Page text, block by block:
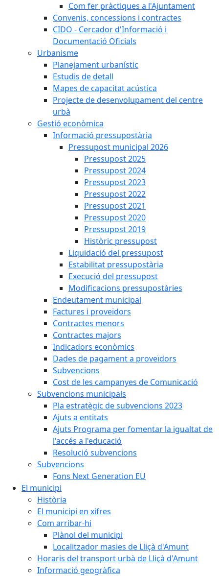
Com fer pràctiques a l'Ajuntament
Convenis, concessions i contractes
CIDO - Cercador d'Informació i
Documentació Oficials
Urbanisme
Planejament urbanístic
Estudis de detall
Mapes de capacitat acústica
Projecte de desenvolupament del centre
urbà
Gestió econòmica
Informació pressupostària
Pressupost municipal 2026
Pressupost 2025
Pressupost 2024
Pressupost 2023
Pressupost 2022
Pressupost 2021
Pressupost 2020
Pressupost 2019
Històric pressupost
Liquidació del pressupost
Estabilitat pressupostària
Execució del pressupost
Modificacions pressupostàries
Endeutament municipal
Factures i proveïdors
Contractes menors
Contractes majors
Indicadors econòmics
Dades de pagament a proveïdors
Subvencions
Cost de les campanyes de Comunicació
Subvencions municipals
Pla estratègic de subvencions 2023
Ajuts a entitats
Ajuts Programa per fomentar la igualtat de
l'accés a l'educació
Resolució subvencions
Subvencions
Fons Next Generation EU
El municipi
Història
El municipi en xifres
Com arribar-hi
Plànol del municipi
Localitzador masies de Lliçà d'Amunt
Horaris del transport urbà de Lliçà d'Amunt
Informació geogràfica